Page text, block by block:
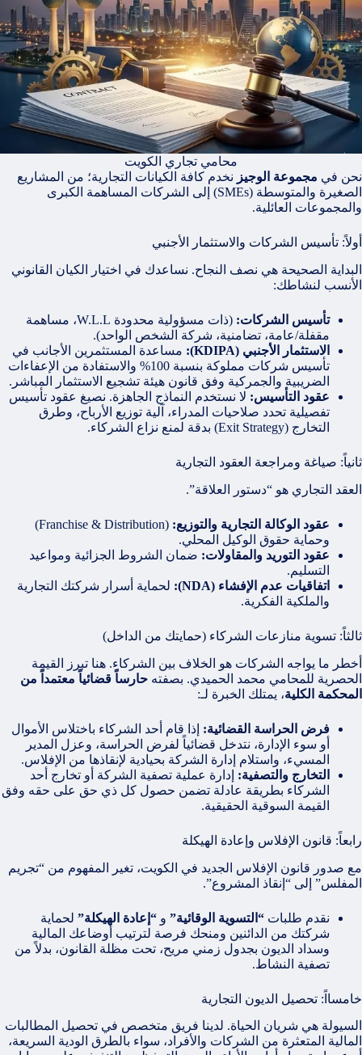
محامي تجاري الكويت
نحن في مجموعة الوجيز نخدم كافة الكيانات التجارية؛ من المشاريع
الصغيرة والمتوسطة (SMEs) إلى الشركات المساهمة الكبرى
والمجموعات العائلية.
أولاً: تأسيس الشركات والاستثمار الأجنبي
البداية الصحيحة هي نصف النجاح. نساعدك في اختيار الكيان القانوني
الأنسب لنشاطك:
تأسيس الشركات:
(ذات مسؤولية محدودة W.L.L، مساهمة
مقفلة/عامة، تضامنية، شركة الشخص الواحد).
الاستثمار الأجنبي (KDIPA):
مساعدة المستثمرين الأجانب في
تأسيس شركات مملوكة بنسبة 100% والاستفادة من الإعفاءات
الضريبية والجمركية وفق قانون هيئة تشجيع الاستثمار المباشر.
عقود التأسيس: لا نستخدم النماذج الجاهزة. نصيغ عقود تأسيس
تفصيلية تحدد صلاحيات المدراء، آلية توزيع الأرباح، وطرق
التخارج (Exit Strategy) بدقة لمنع نزاع الشركاء.
ثانياً: صياغة ومراجعة العقود التجارية
العقد التجاري هو “دستور العلاقة”.
عقود الوكالة التجارية والتوزيع:
(Franchise & Distribution)
وحماية حقوق الوكيل المحلي.
عقود التوريد والمقاولات: ضمان الشروط الجزائية ومواعيد
التسليم.
اتفاقيات عدم الإفشاء (NDA):
لحماية أسرار شركتك التجارية
والملكية الفكرية.
ثالثاً: تسوية منازعات الشركاء (حمايتك من الداخل)
أخطر ما يواجه الشركات هو الخلاف بين الشركاء. هنا تبرز القيمة
الحصرية للمحامي محمد الحميدي. بصفته حارساً قضائياً معتمداً من
المحكمة الكلية، يمتلك الخبرة لـ:
فرض الحراسة القضائية: إذا قام أحد الشركاء باختلاس الأموال
أو سوء الإدارة، نتدخل قضائياً لفرض الحراسة، وعزل المدير
المسيء، واستلام إدارة الشركة بحيادية لإنقاذها من الإفلاس.
التخارج والتصفية: إدارة عملية تصفية الشركة أو تخارج أحد
الشركاء بطريقة عادلة تضمن حصول كل ذي حق على حقه وفق
القيمة السوقية الحقيقية.
رابعاً: قانون الإفلاس وإعادة الهيكلة
مع صدور قانون الإفلاس الجديد في الكويت، تغير المفهوم من “تجريم
المفلس” إلى “إنقاذ المشروع”.
نقدم طلبات “التسوية الوقائية” و “إعادة الهيكلة” لحماية
شركتك من الدائنين ومنحك فرصة لترتيب أوضاعك المالية
وسداد الديون بجدول زمني مريح، تحت مظلة القانون، بدلاً من
تصفية النشاط.
خامسااً: تحصيل الديون التجارية
السيولة هي شريان الحياة. لدينا فريق متخصص في تحصيل المطالبات
المالية المتعثرة من الشركات والأفراد، سواء بالطرق الودية السريعة،